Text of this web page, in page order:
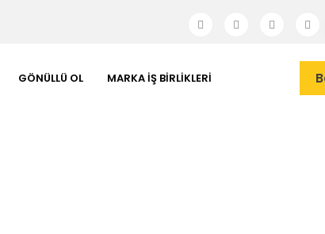
GÖNÜLLÜ OL MARKA İŞ BIRLIKLERI